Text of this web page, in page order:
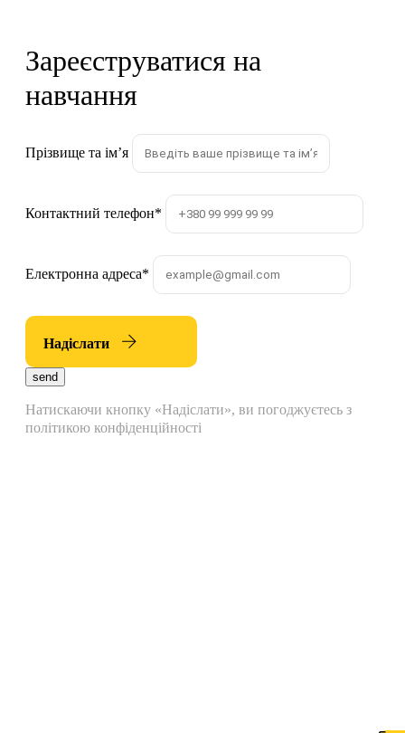
Зареєструватися на
навчання
Прізвище та імʼя
Контактний телефон*
Електронна адреса*
Надіслати
send
Натискаючи кнопку «Надіслати», ви погоджуєтесь з
політикою конфіденційності